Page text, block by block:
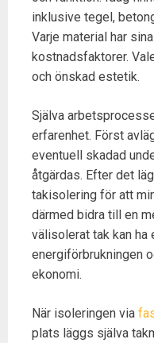
inklusive tegel,
Varje material har
kostnadsfaktorer.
och önskad estetik.
Själva
erfarenhet. Först
eventuell skadad
åtgärdas. Efter det
takisolering för att
därmed bidra till en
välisolerat tak kan ha
energiförbrukningen
ekonomi.
När isoleringen via
plats läggs själva